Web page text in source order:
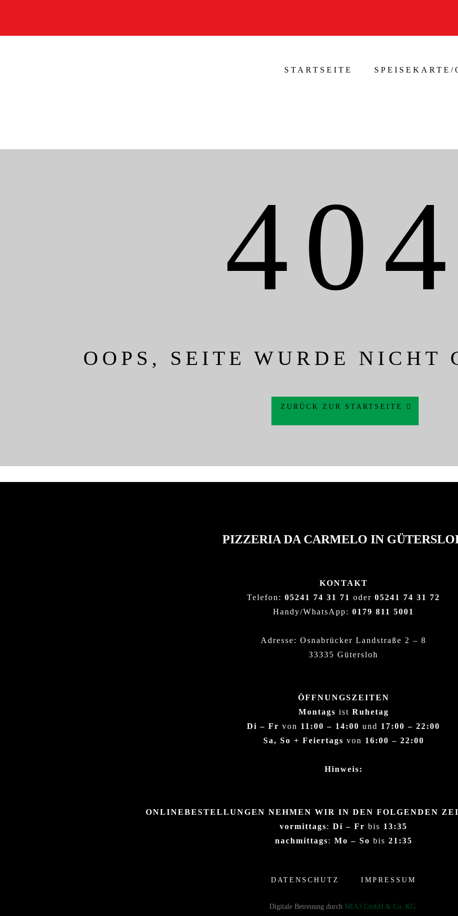
STARTSEITE
OOPS, SEITE WURDE NICHT
ZURÜCK ZUR STARTSEITE
PIZZERIA DA CARMELO IN
KONTAKT
Telefon: 05241 74 31 71 oder 05241 74 31 72
Handy/WhatsApp: 0179 811 5001
Adresse: Osnabrücker Landstraße 2 – 8
33335 Gütersloh
ÖFFNUNGSZEITEN
Montags ist Ruhetag
Di – Fr von 11:00 – 14:00 und 17:00 – 22:00
Sa, So + Feiertags von 16:00 – 22:00
Hinweis:
ONLINEBESTELLUNGEN NEHMEN WIR IN DEN FOLGENDEN
vormittags: Di – Fr bis 13:35
nachmittags: Mo – So bis 21:35
DATENSCHUTZ IMPRESSUM
Digitale Betreuung durch MIA3 GmbH & Co. KG.